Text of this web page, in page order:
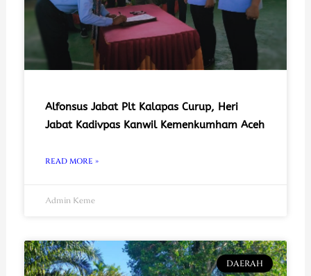
Alfonsus Jabat Plt Kalapas Curup, Heri
Jabat Kadivpas Kanwil Kemenkumham Aceh
READ MORE »
Admin Keme
DAERAH